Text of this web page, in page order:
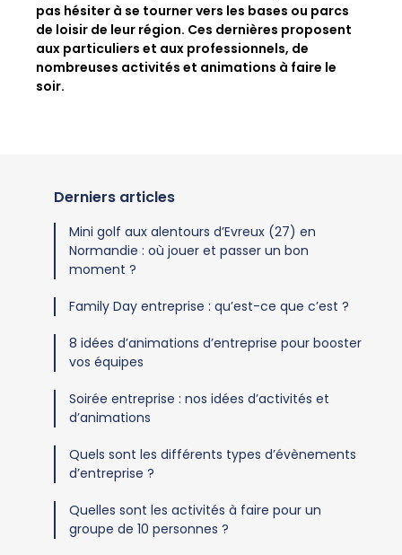
pas hésiter à se tourner vers les bases ou parcs
de loisir de leur région. Ces dernières proposent
aux particuliers et aux professionnels, de
nombreuses activités et animations à faire le
soir.
Derniers articles
Mini golf aux alentours d’Evreux (27) en
Normandie : où jouer et passer un bon
moment ?
Family Day entreprise : qu’est-ce que c’est ?
8 idées d’animations d’entreprise pour booster
vos équipes
Soirée entreprise : nos idées d’activités et
d’animations
Quels sont les différents types d’évènements
d’entreprise ?
Quelles sont les activités à faire pour un
groupe de 10 personnes ?